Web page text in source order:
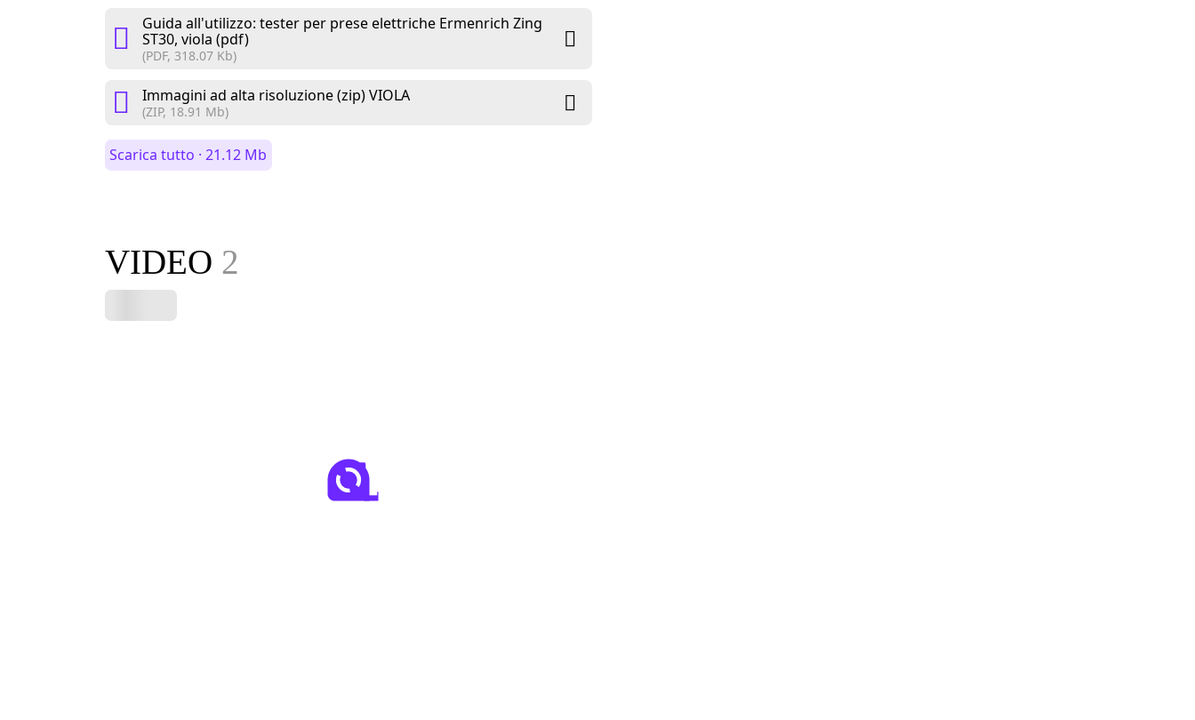
Guida all'utilizzo: tester per prese elettriche Ermenrich Zing
ST30, viola (pdf)
(PDF, 318.07 Kb)
Immagini ad alta risoluzione (zip) VIOLA
(ZIP, 18.91 Mb)
Scarica tutto · 21.12 Mb
VIDEO 2